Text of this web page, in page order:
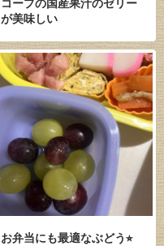
コープの国産果汁のゼリー
が美味しい
お弁当にも最適なぶどう⭐︎